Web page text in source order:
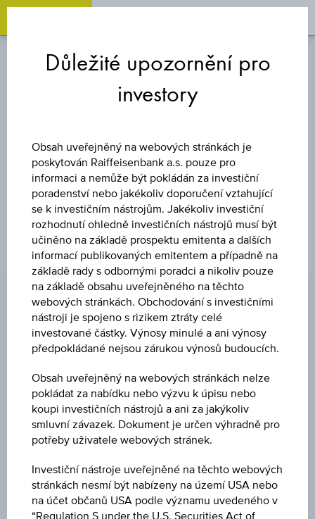
Quicklinks
CERTIFIKÁTY S
OCHRANOU - RAIFFEISEN
GROUP EMISE
Produkty se zárukou investovaného kapitálu
Produkty bez záruky investovaného kapitálu
Páka bez knock-out bariéry
Páka s knock-out bariérou
Typ certifikátu
Druh podkladového aktiva
Důležité upozornění pro
investory
Obsah uveřejněný na webových stránkách je
poskytován Raiffeisenbank a.s. pouze pro
informaci a nemůže být pokládán za investiční
poradenství nebo jakékoliv doporučení vztahující
se k investičním nástrojům. Jakékoliv investiční
rozhodnutí ohledně investičních nástrojů musí být
učiněno na základě prospektu emitenta a dalších
informací publikovaných emitentem a případně na
základě rady s odbornými poradci a nikoliv pouze
na základě obsahu uveřejněného na těchto
webových stránkách. Obchodování s investičními
nástroji je spojeno s rizikem ztráty celé
investované částky. Výnosy minulé a ani výnosy
předpokládané nejsou zárukou výnosů budoucích.
Obsah uveřejněný na webových stránkách nelze
pokládat za nabídku nebo výzvu k úpisu nebo
koupi investičních nástrojů a ani za jakýkoliv
smluvní závazek. Dokument je určen výhradně pro
potřeby uživatele webových stránek.
Investiční nástroje uveřejněné na těchto webových
stránkách nesmí být nabízeny na území USA nebo
na účet občanů USA podle významu uvedeného v
“Regulation S under the U.S. Securities Act of